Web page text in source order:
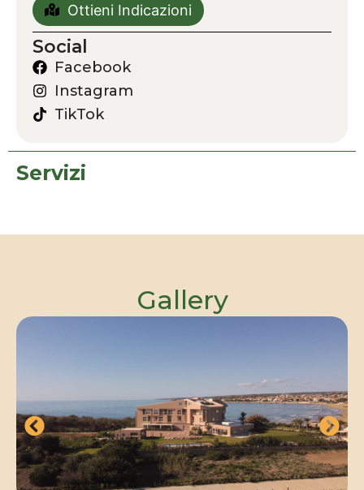
Ottieni Indicazioni
Social
Facebook
Instagram
TikTok
Servizi
Gallery